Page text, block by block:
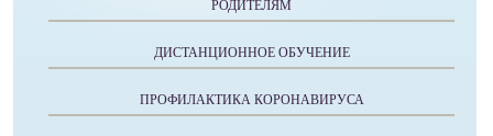
РОДИТЕЛЯМ
ДИСТАНЦИОННОЕ ОБУЧЕНИЕ
ПРОФИЛАКТИКА КОРОНАВИРУСА